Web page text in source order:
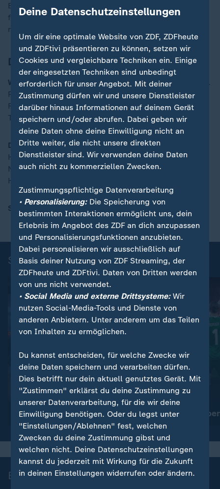
Erst die Nachspielzeit brachte noch einmal Chancen
für die deutsche Elf. Tore fielen bis Abpfiff aber keine
mehr.
Die Aufstellungen:
Wales: Clark - Estcourt, Roberts, Evans, Woodham (64.
Powell) - James, Ingle, Rowe (65. Holland), J. Green,
Fishlock (90.+4 F. Morgan) - Hughes (78. K. Green) -
Trainerin: Gemma Graininger
Deutschland: Frohms - Krumbiegel (46. Gwinn),
Hendrich (81. Peterman), Doorsoun, Linder - Senß,
Nüsken (81. Lattwein), Brand (69. Anyomi), Bühl -
Huth (46. Dallmann), Popp - Trainer: Horst Hrubesch
Schiedsrichterin : Iuliana Demetrescu (Rumänien)
Sport-Dokus und -Stories
Sport :
Biathlon Nation - Ein Team.
Eine Mission.
Sport:
Spiel ihres
Bundesliga der Frauen - Highlights
Deine Datenschutzeinstellungen
Um dir eine optimale Website von ZDF, ZDFheute
und ZDFtivi präsentieren zu können, setzen wir
Cookies und vergleichbare Techniken ein. Einige
der eingesetzten Techniken sind unbedingt
erforderlich für unser Angebot. Mit deiner
Zustimmung dürfen wir und unsere Dienstleister
darüber hinaus Informationen auf deinem Gerät
speichern und/oder abrufen. Dabei geben wir
deine Daten ohne deine Einwilligung nicht an
Dritte weiter, die nicht unsere direkten
Dienstleister sind. Wir verwenden deine Daten
auch nicht zu kommerziellen Zwecken.
Zustimmungspflichtige Datenverarbeitung
• Personalisierung:Die Speicherung von
bestimmten Interaktionen ermöglicht uns, dein
Erlebnis im Angebot des ZDF an dich anzupassen
und Personalisierungsfunktionen anzubieten.
Dabei personalisieren wir ausschließlich auf
Basis deiner Nutzung von ZDF Streaming, der
ZDFheute und ZDFtivi. Daten von Dritten werden
von uns nicht verwendet.
• Social Media und externe Drittsysteme:Wir
nutzen Social-Media-Tools und Dienste von
anderen Anbietern. Unter anderem um das Teilen
von Inhalten zu ermöglichen.
Du kannst entscheiden, für welche Zwecke wir
deine Daten speichern und verarbeiten dürfen.
Dies betrifft nur dein aktuell genutztes Gerät. Mit
"Zustimmen" erklärst du deine Zustimmung zu
unserer Datenverarbeitung, für die wir deine
Einwilligung benötigen. Oder du legst unter
"Einstellungen/Ablehnen" fest, welchen
Zwecken du deine Zustimmung gibst und
welchen nicht. Deine Datenschutzeinstellungen
kannst du jederzeit mit Wirkung für die Zukunft
in deinen Einstellungen widerrufen oder ändern.